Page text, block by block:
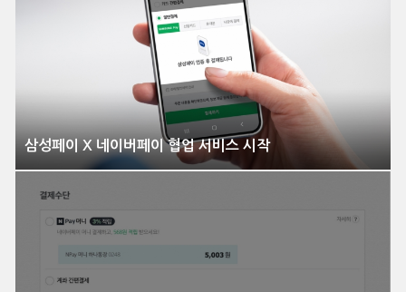
삼성페이 X 네이버페이 협업 서비스 시작